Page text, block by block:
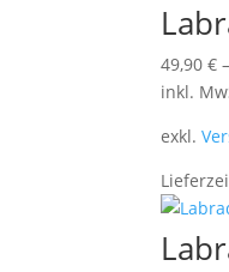
49,90€
inkl.
exkl.